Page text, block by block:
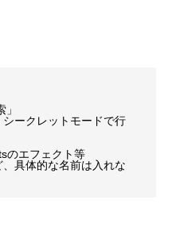
シークレットモードで行
のエフェクト等
、具体的な名前は入れな